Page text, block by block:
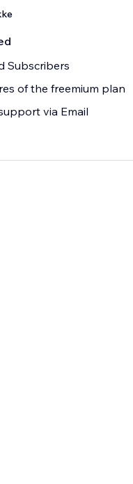
Subscribers
of the freemium plan
via Email